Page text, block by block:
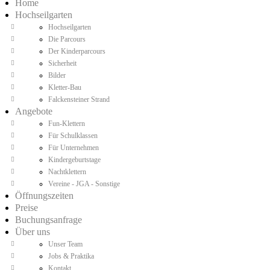
Home
Hochseilgarten
Hochseilgarten
Die Parcours
Der Kinderparcours
Sicherheit
Bilder
Kletter-Bau
Falckensteiner Strand
Angebote
Fun-Klettern
Für Schulklassen
Für Unternehmen
Kindergeburtstage
Nachtklettern
Vereine - JGA - Sonstige
Öffnungszeiten
Preise
Buchungsanfrage
Über uns
Unser Team
Jobs & Praktika
Kontakt